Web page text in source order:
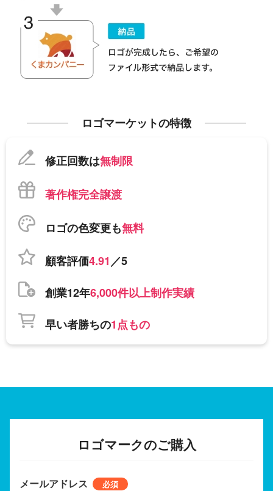
ロゴマーケットの特徴
修正回数は無制限
著作権完全譲渡
ロゴの色変更も無料
顧客評価4.91／5
創業12年6,000件以上制作実績
早い者勝ちの1点もの
ロゴマークのご購入
メールアドレス